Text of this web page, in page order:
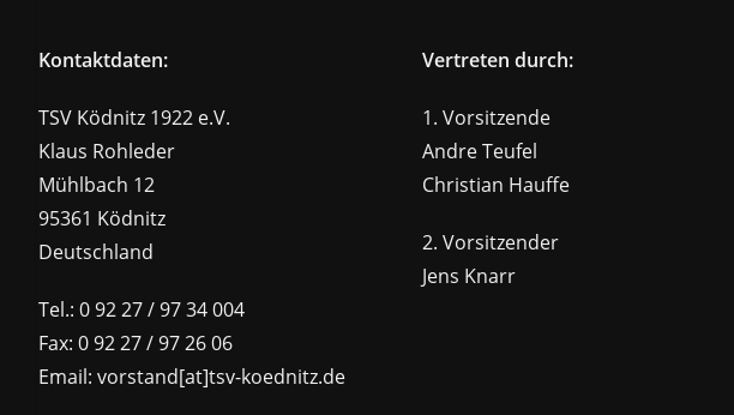
Kontaktdaten:
TSV Ködnitz 1922 e.V.
Klaus Rohleder
Mühlbach 12
95361 Ködnitz
Deutschland
Tel.: 0 92 27 / 97 34 004
Fax: 0 92 27 / 97 26 06
Email: vorstand[at]tsv-koednitz.de
Vertreten durch:
1. Vorsitzende
Andre Teufel
Christian Hauffe
2. Vorsitzender
Jens Knarr